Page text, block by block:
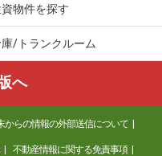
物件を探す
/トランクルーム
へ
からの情報の外部送信について
不動産情報に関する免責事項